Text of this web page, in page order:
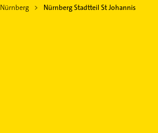
Nürnberg Nürnberg Stadtteil St Johannis